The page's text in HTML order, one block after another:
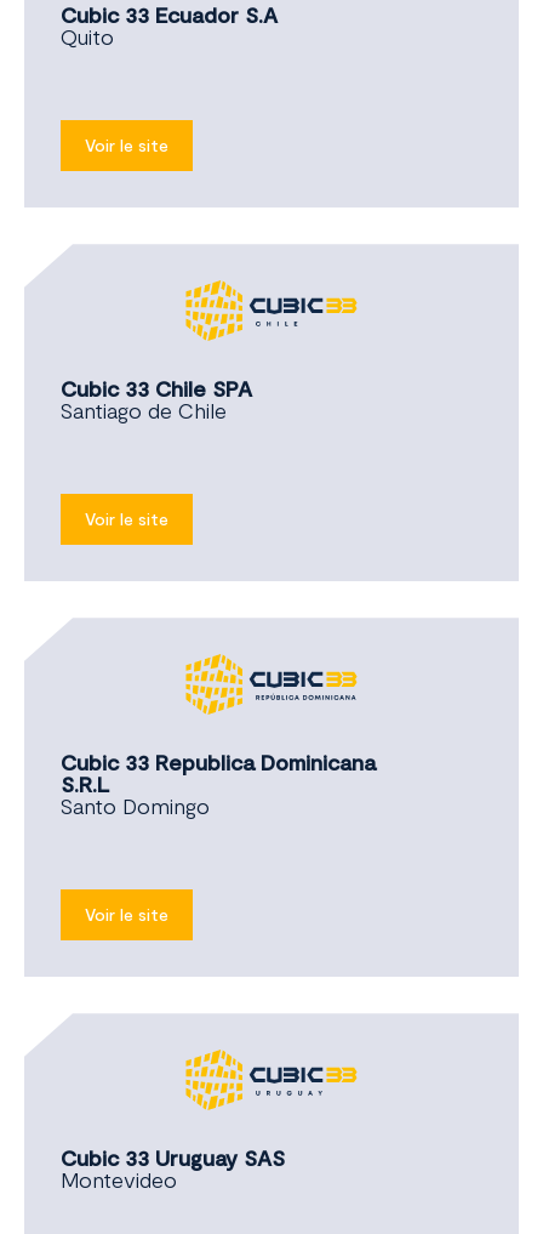
Cubic 33 Ecuador S.A
Quito
Voir le site
Cubic 33 Chile SPA
Santiago de Chile
Voir le site
Cubic 33 Republica Dominicana
S.R.L
Santo Domingo
Voir le site
Cubic 33 Uruguay SAS
Montevideo